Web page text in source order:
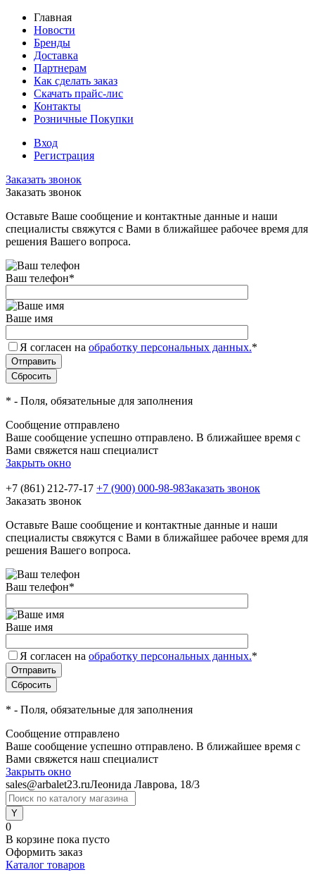
Главная
Новости
Бренды
Доставка
Партнерам
Как сделать заказ
Скачать прайс-лис
Контакты
Розничные Покупки
Вход
Регистрация
Заказать звонок
Заказать звонок
Оставьте Ваше сообщение и контактные данные и наши
специалисты свяжутся с Вами в ближайшее рабочее время для
решения Вашего вопроса.
Ваш телефон*
Ваше имя
Я согласен на обработку персональных данных.*
* - Поля, обязательные для заполнения
Сообщение отправлено
Ваше сообщение успешно отправлено. В ближайшее время с
Вами свяжется наш специалист
Закрыть окно
+7 (861) 212-77-17 +7 (900) 000-98-98Заказать звонок
Заказать звонок
Оставьте Ваше сообщение и контактные данные и наши
специалисты свяжутся с Вами в ближайшее рабочее время для
решения Вашего вопроса.
Ваш телефон*
Ваше имя
Я согласен на обработку персональных данных.*
* - Поля, обязательные для заполнения
Сообщение отправлено
Ваше сообщение успешно отправлено. В ближайшее время с
Вами свяжется наш специалист
Закрыть окно
sales@arbalet23.ruЛеонида Лаврова, 18/3
0
В корзине пока пусто
Оформить заказ
Каталог товаров